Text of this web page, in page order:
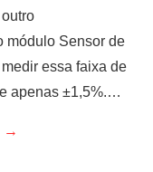
módulo Sensor de
essa faixa de
apenas ±1,5%.…
→